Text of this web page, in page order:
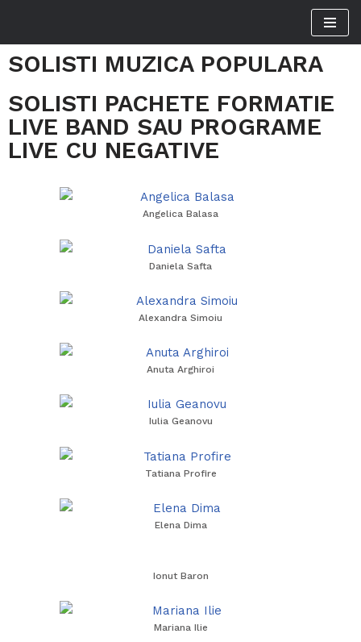
Sari
la
SOLISTI MUZICA POPULARA
SOLISTI PACHETE FORMATIE
LIVE BAND SAU PROGRAME
LIVE CU NEGATIVE
Angelica Balasa
Daniela Safta
Alexandra Simoiu
Anuta Arghiroi
Iulia Geanovu
Tatiana Profire
Elena Dima
Ionut Baron
Mariana Ilie